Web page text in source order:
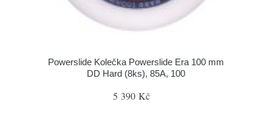
Powerslide Kolečka Powerslide Era 100 mm
DD Hard (8ks), 85A, 100
5 390 Kč